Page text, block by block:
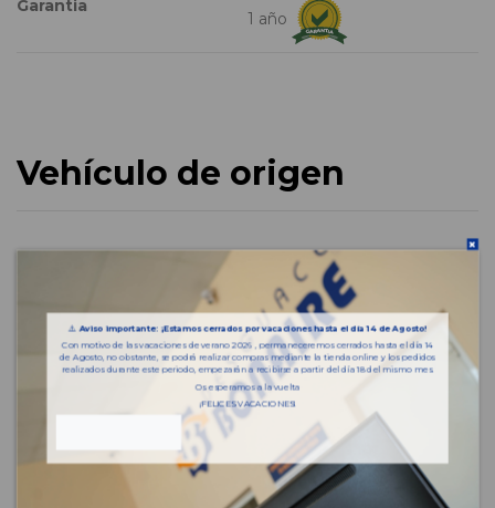
Garantia
1 año
Vehículo de origen
⚠️Aviso importante: ¡Estamos cerrados por vacaciones hasta el día 14 de Agosto!
Con motivo de las vacaciones de verano 2026 , permaneceremos cerrados hasta el día 14
de Agosto, no obstante, se podrá realizar compras mediante la tienda online y los pedidos
realizados durante este periodo, empezarán a recibirse a partir del día 18 del mismo mes.
Os esperamos a la vuelta
¡FELICES VACACIONES!